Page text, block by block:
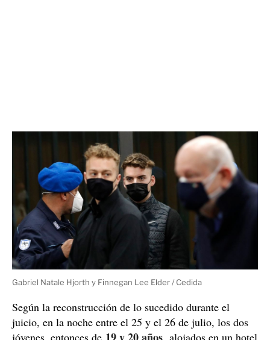
Gabriel Natale Hjorth y Finnegan Lee Elder / Cedida
Según la reconstrucción de lo sucedido durante el
juicio, en la noche entre el 25 y el 26 de julio, los dos